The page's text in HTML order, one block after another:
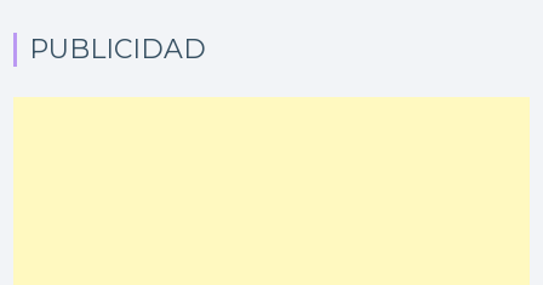
PUBLICIDAD